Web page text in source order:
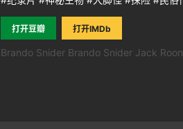
打开豆瓣 打开IMDb
Brando Snider Brando Snider Jack